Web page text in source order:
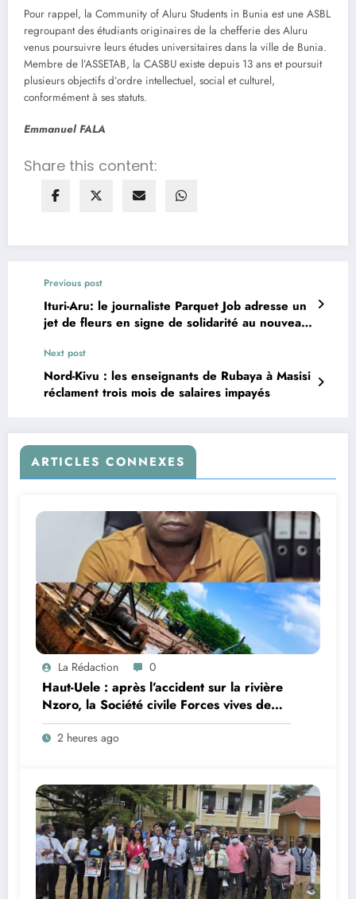
Pour rappel, la Community of Aluru Students in Bunia est une ASBL
regroupant des étudiants originaires de la chefferie des Aluru
venus poursuivre leurs études universitaires dans la ville de Bunia.
Membre de l’ASSETAB, la CASBU existe depuis 13 ans et poursuit
plusieurs objectifs d’ordre intellectuel, social et culturel,
conformément à ses statuts.
Emmanuel FALA
Share this content:
Previous post
Ituri-Aru: le journaliste Parquet Job adresse un
jet de fleurs en signe de solidarité au nouveau
Next post
Nord-Kivu : les enseignants de Rubaya à Masisi
réclament trois mois de salaires impayés
ARTICLES CONNEXES
La Rédaction 0
Haut-Uele : après l’accident sur la rivière
Nzoro, la Société civile Forces vives de
Faradje s’indigne du retard dans la
reconstruction du pont Nzoro
2 heures ago